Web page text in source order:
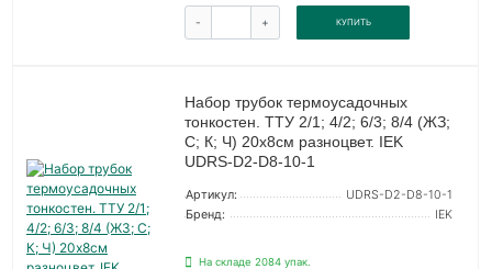
- + КУПИТЬ
Набор трубок термоусадочных
тонкостен. ТТУ 2/1; 4/2; 6/3; 8/4 (ЖЗ;
С; К; Ч) 20х8см разноцвет. IEK
UDRS-D2-D8-10-1
Артикул:
UDRS-D2-D8-10-1
Бренд:
IEK
На складе 2084 упак.